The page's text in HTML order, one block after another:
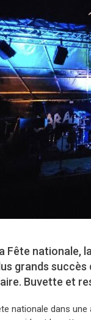
Fête nationale,
grands
Buvette et
nationale dans